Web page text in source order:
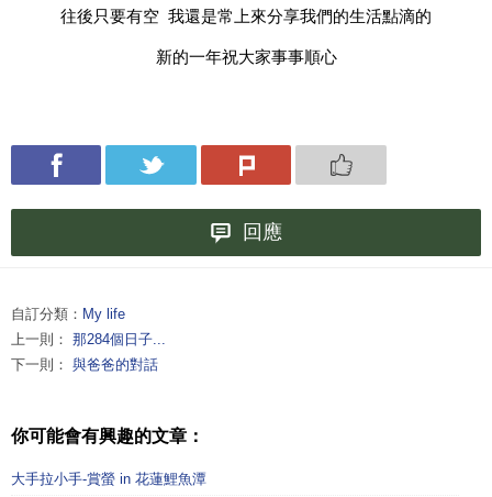
往後只要有空 我還是常上來分享我們的生活點滴的
新的一年祝大家事事順心
回應
自訂分類： My life
上一則： 那284個日子...
下一則： 與爸爸的對話
你可能會有興趣的文章：
大手拉小手-賞螢 in 花蓮鯉魚潭